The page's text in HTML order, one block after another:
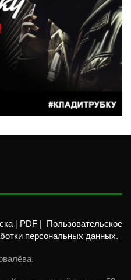
PDF |
Пользовательское
персональных данных.